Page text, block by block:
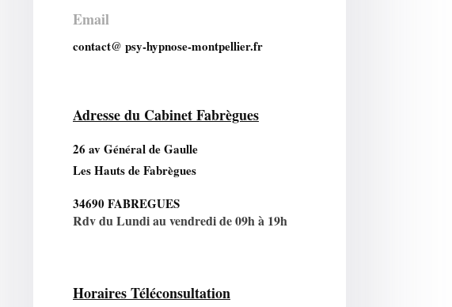
Email
contact@ psy-hypnose-montpellier.fr
Adresse du Cabinet Fabrègues
26 av Général de Gaulle
Les Hauts de Fabrègues
34690 FABREGUES
Rdv du Lundi au vendredi de 09h à 19h
Horaires Téléconsultation